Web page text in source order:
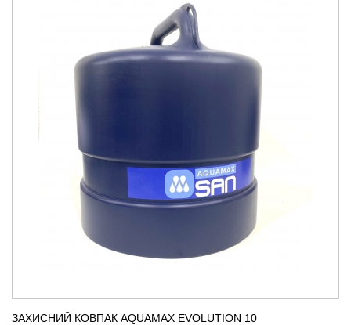
ЗАХИСНИЙ КОВПАК AQUAMAX EVOLUTION 10